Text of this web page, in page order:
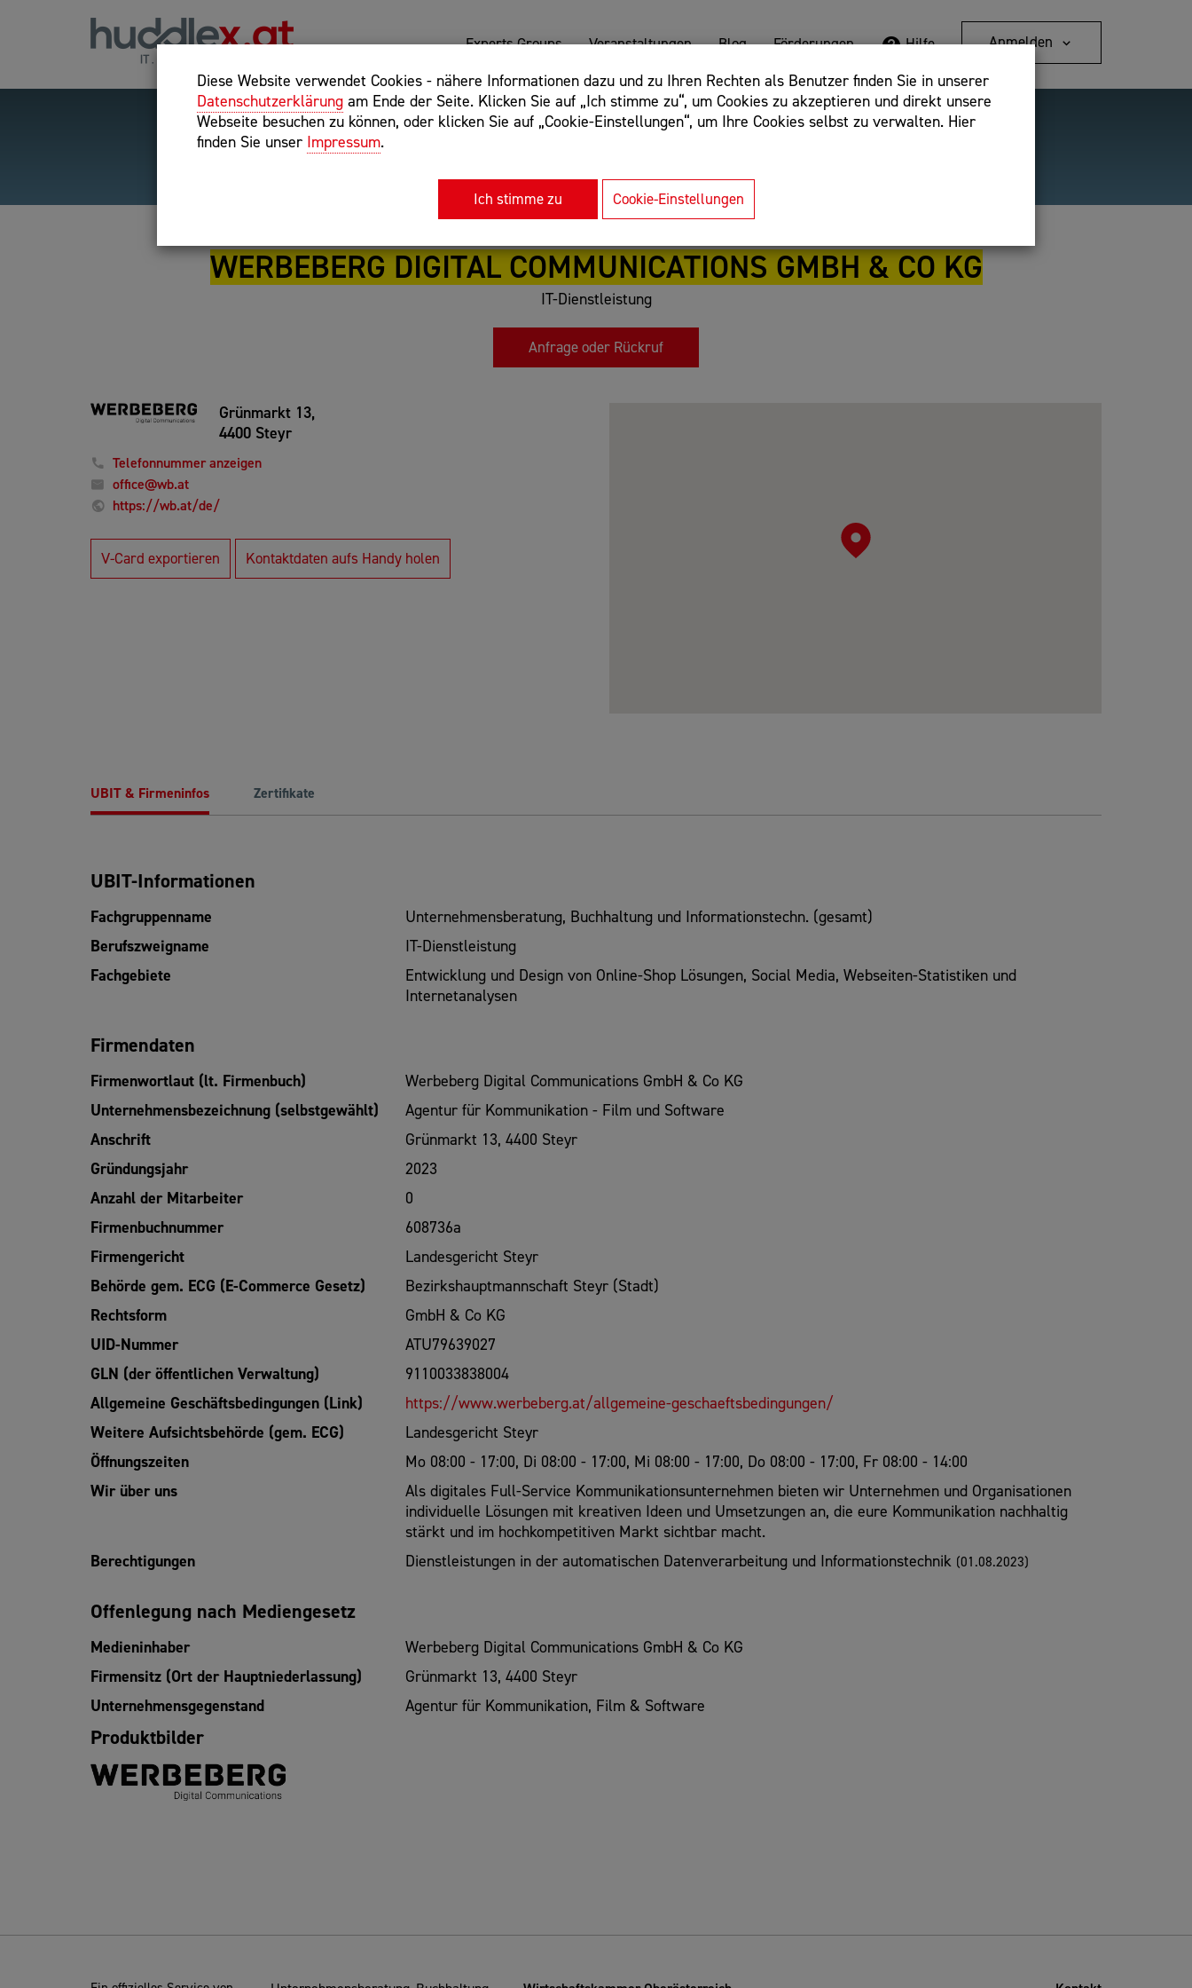
Diese Website verwendet Cookies - nähere Informationen dazu und zu Ihren Rechten als Benutzer finden Sie in unserer
Datenschutzerklärung am Ende der Seite. Klicken Sie auf „Ich stimme zu“, um Cookies zu akzeptieren und direkt unsere
Webseite besuchen zu können, oder klicken Sie auf „Cookie-Einstellungen“, um Ihre Cookies selbst zu verwalten. Hier
finden Sie unser Impressum.
Ich stimme zu Cookie-Einstellungen
Experts Groups Veranstaltungen Blog Förderungen Hilfe Anmelden
Hilfreiche Suchparameter: Begriff einschließen: +webshop, Begriff ausschließen: -webshop,
Exakter Suchbegriff: "internet of things"
Detailsuche
WERBEBERG DIGITAL COMMUNICATIONS GMBH & CO KG
IT-Dienstleistung
Anfrage oder Rückruf
Grünmarkt 13,
4400 Steyr
Telefonnummer anzeigen
office@wb.at
https://wb.at/de/
V-Card exportieren Kontaktdaten aufs Handy holen
UBIT & Firmeninfos Zertifikate
UBIT-Informationen
Fachgruppenname
Unternehmensberatung, Buchhaltung und Informationstechn. (gesamt)
Berufszweigname
IT-Dienstleistung
Fachgebiete
Entwicklung und Design von Online-Shop Lösungen, Social Media, Webseiten-Statistiken und
Internetanalysen
Firmendaten
Firmenwortlaut (lt. Firmenbuch)
Werbeberg Digital Communications GmbH & Co KG
Unternehmensbezeichnung (selbstgewählt)
Agentur für Kommunikation - Film und Software
Anschrift
Grünmarkt 13, 4400 Steyr
Gründungsjahr
2023
Anzahl der Mitarbeiter
0
Firmenbuchnummer
608736a
Firmengericht
Landesgericht Steyr
Behörde gem. ECG (E-Commerce Gesetz)
Bezirkshauptmannschaft Steyr (Stadt)
Rechtsform
GmbH & Co KG
UID-Nummer
ATU79639027
GLN (der öffentlichen Verwaltung)
9110033838004
Allgemeine Geschäftsbedingungen (Link)
https://www.werbeberg.at/allgemeine-geschaeftsbedingungen/
Weitere Aufsichtsbehörde (gem. ECG)
Landesgericht Steyr
Öffnungszeiten
Mo 08:00 - 17:00, Di 08:00 - 17:00, Mi 08:00 - 17:00, Do 08:00 - 17:00, Fr 08:00 - 14:00
Wir über uns
Als digitales Full-Service Kommunikationsunternehmen bieten wir Unternehmen und Organisationen
individuelle Lösungen mit kreativen Ideen und Umsetzungen an, die eure Kommunikation nachhaltig
stärkt und im hochkompetitiven Markt sichtbar macht.
Berechtigungen
Dienstleistungen in der automatischen Datenverarbeitung und Informationstechnik (01.08.2023)
Offenlegung nach Mediengesetz
Medieninhaber
Werbeberg Digital Communications GmbH & Co KG
Firmensitz (Ort der Hauptniederlassung)
Grünmarkt 13, 4400 Steyr
Unternehmensgegenstand
Agentur für Kommunikation, Film & Software
Produktbilder